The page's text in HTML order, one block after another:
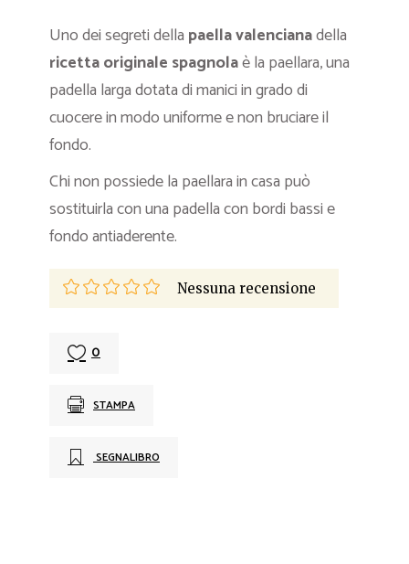
Uno dei segreti della paella valencianadella
ricetta originale spagnolaè la paellara, una
padella larga dotata di manici in grado di
cuocere in modo uniforme e non bruciare il
fondo.
Chi non possiede la paellara in casa può
sostituirla con una padella con bordi bassi e
fondo antiaderente.
Nessuna recensione
0
STAMPA
SEGNALIBRO